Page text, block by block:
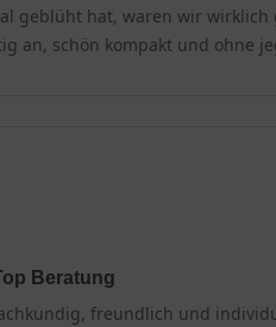
sollte während der
niedrigen pH-Wert
Rhododendron
die durch einen
geblüht hat, waren wir
an, schön kompakt und ohne
Beratung
freundlich und